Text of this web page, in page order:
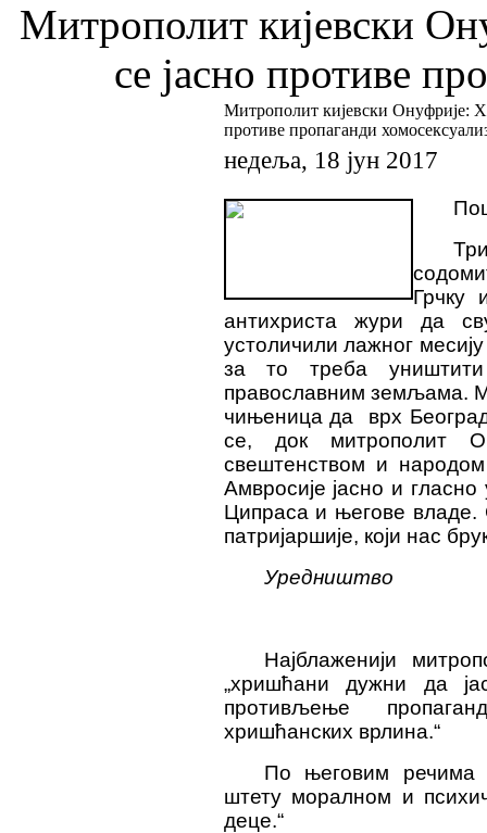
Митрополит кијевски
се јасно противе
Митрополит кијевски Онуфрије:
противе пропаганди
недеља, 18 јун 2017
Т
Грчку
антихриста жури да
устоличили лажног
за то треба
православним земљама.
чињеница да врх
се, док митрополит
свештенством и
Амвросије јасно и
Ципраса и његове владе.
патријаршије, који нас
Уредништво
Најблаженији
„хришћани дужни да
противљење
хришћанских врлина.“
По његовим речима
штету моралном и
деце.“